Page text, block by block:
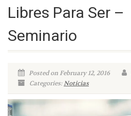
Libres Para Ser –
Seminario
Posted on February 12, 2016
Categories:Noticias